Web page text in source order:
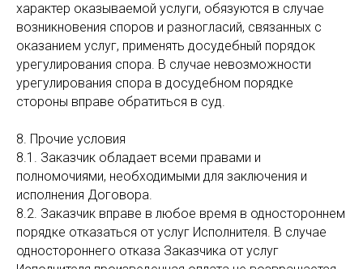
характер оказываемой услуги, обязуются в случае
возникновения споров и разногласий, связанных с
оказанием услуг, применять досудебный порядок
урегулирования спора. В случае невозможности
урегулирования спора в досудебном порядке
стороны вправе обратиться в суд.
8. Прочие условия
8.1. Заказчик обладает всеми правами и
полномочиями, необходимыми для заключения и
исполнения Договора.
8.2. Заказчик вправе в любое время в одностороннем
порядке отказаться от услуг Исполнителя. В случае
одностороннего отказа Заказчика от услуг